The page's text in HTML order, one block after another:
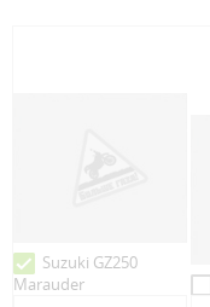
Suzuki GZ250
Marauder